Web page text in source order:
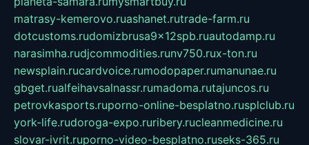
matrasy-kemerovo.ruashanet.rutrade-farm.ru
dotcustoms.rudomizbrusa9x12spb.ruautodamp.ru
narasimha.rudjcommodities.runv750.rux-ton.ru
newsplain.rucardvoice.rumodopaper.rumanunae.ru
gbget.rualfeihavsalnassr.rumadoma.rutajuncos.ru
petrovkasports.ruporno-online-besplatno.rusplclub.ru
york-life.rudoroga-expo.ruribery.rucleanmedicine.ru
slovar-ivrit.ruporno-video-besplatno.ruseks-365.ru